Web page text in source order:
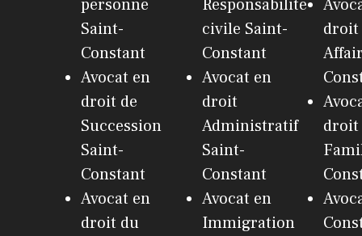
personne
Saint-
Constant
Avocat en
droit de
Succession
Saint-
Constant
Avocat en
droit du
Responsabilité
civile Saint-
Constant
Avocat en
droit
Administratif
Saint-
Constant
Avocat en
Immigration
droit
droit